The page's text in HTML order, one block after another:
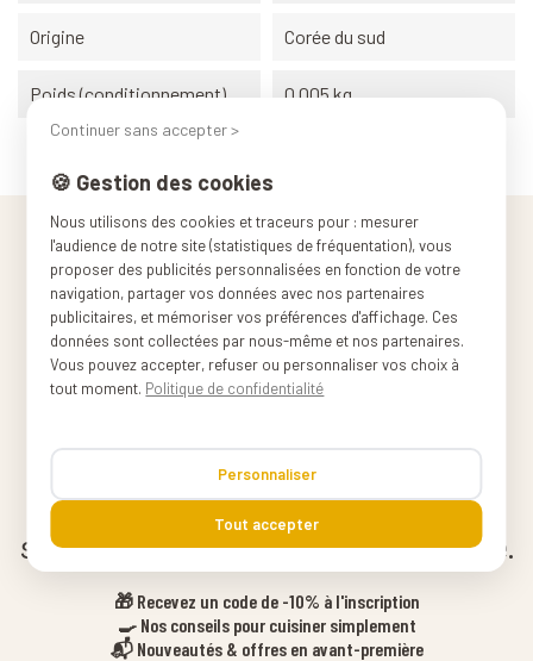
Origine Corée du sud
Poids (conditionnement) 0.005 kg
Ça fait du bien de cuisiner,
surtout quand on est bien équipé.
🎁 Recevez un code de -10% à l'inscription
🍳 Nos conseils pour cuisiner simplement
📬 Nouveautés & offres en avant-première
Continuer sans accepter >
🍪 Gestion des cookies
Nous utilisons des cookies et traceurs pour : mesurer
l'audience de notre site (statistiques de fréquentation), vous
proposer des publicités personnalisées en fonction de votre
navigation, partager vos données avec nos partenaires
publicitaires, et mémoriser vos préférences d'affichage. Ces
données sont collectées par nous-même et nos partenaires.
Vous pouvez accepter, refuser ou personnaliser vos choix à
tout moment. Politique de confidentialité
Personnaliser
Tout accepter